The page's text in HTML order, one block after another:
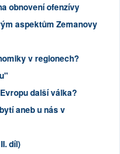
obnovení ofenzívy
aspektům Zemanovy
v regionech?
další válka?
aneb u nás v
díl)